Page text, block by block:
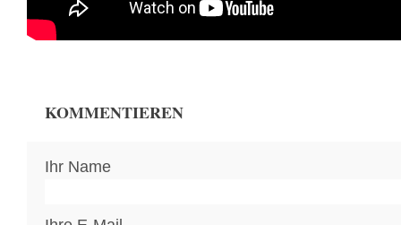
KOMMENTIEREN
Ihr Name